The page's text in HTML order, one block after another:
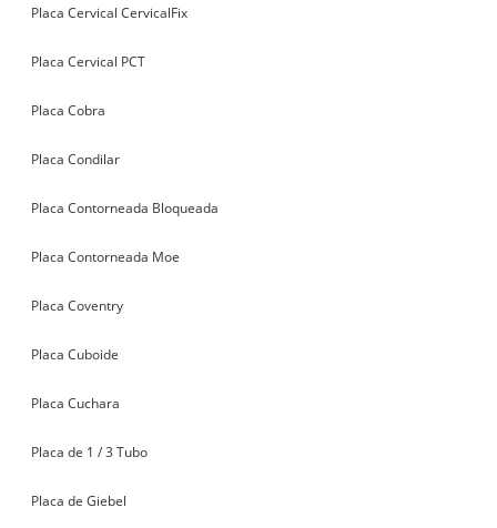
Placa Cervical CervicalFix
Placa Cervical PCT
Placa Cobra
Placa Condilar
Placa Contorneada Bloqueada
Placa Contorneada Moe
Placa Coventry
Placa Cuboide
Placa Cuchara
Placa de 1 / 3 Tubo
Placa de Giebel